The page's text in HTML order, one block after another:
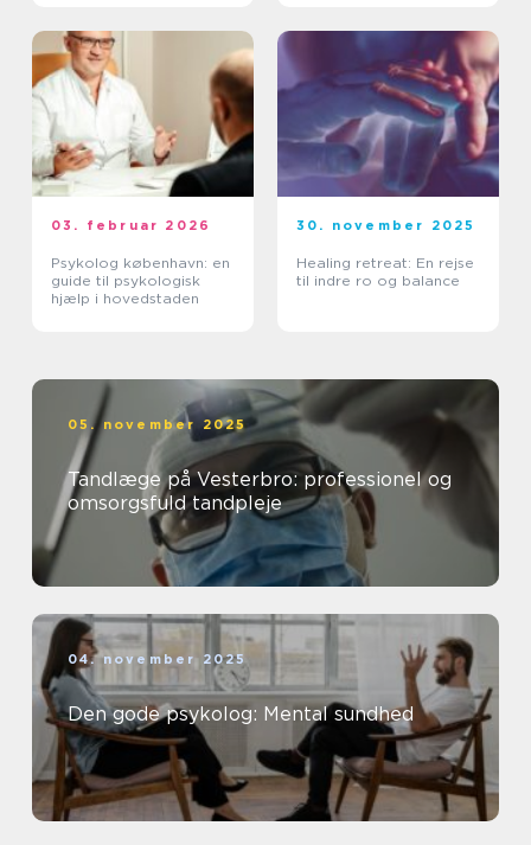
03. februar 2026
Psykolog københavn: en
guide til psykologisk
hjælp i hovedstaden
30. november 2025
Healing retreat: En rejse
til indre ro og balance
05. november 2025
Tandlæge på Vesterbro: professionel og
omsorgsfuld tandpleje
04. november 2025
Den gode psykolog: Mental sundhed